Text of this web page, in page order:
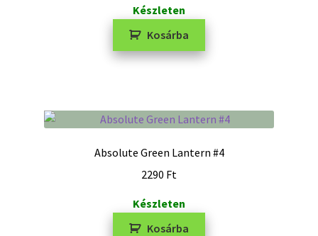
Készleten
Kosárba
Absolute Green Lantern #4
2290 Ft
Készleten
Kosárba